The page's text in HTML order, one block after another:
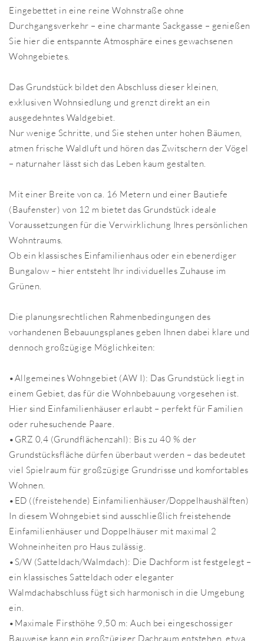
Eingebettet in eine reine Wohnstraße ohne
Durchgangsverkehr – eine charmante Sackgasse – genießen
Sie hier die entspannte Atmosphäre eines gewachsenen
Wohngebietes.
Das Grundstück bildet den Abschluss dieser kleinen,
exklusiven Wohnsiedlung und grenzt direkt an ein
ausgedehntes Waldgebiet.
Nur wenige Schritte, und Sie stehen unter hohen Bäumen,
atmen frische Waldluft und hören das Zwitschern der Vögel
– naturnaher lässt sich das Leben kaum gestalten.
Mit einer Breite von ca. 16 Metern und einer Bautiefe
(Baufenster) von 12 m bietet das Grundstück ideale
Voraussetzungen für die Verwirklichung Ihres persönlichen
Wohntraums.
Ob ein klassisches Einfamilienhaus oder ein ebenerdiger
Bungalow – hier entsteht Ihr individuelles Zuhause im
Grünen.
Die planungsrechtlichen Rahmenbedingungen des
vorhandenen Bebauungsplanes geben Ihnen dabei klare und
dennoch großzügige Möglichkeiten:
•Allgemeines Wohngebiet (AW I): Das Grundstück liegt in
einem Gebiet, das für die Wohnbebauung vorgesehen ist.
Hier sind Einfamilienhäuser erlaubt – perfekt für Familien
oder ruhesuchende Paare.
•GRZ 0,4 (Grundflächenzahl): Bis zu 40 % der
Grundstücksfläche dürfen überbaut werden – das bedeutet
viel Spielraum für großzügige Grundrisse und komfortables
Wohnen.
•ED ((freistehende) Einfamilienhäuser/Doppelhaushälften)
In diesem Wohngebiet sind ausschließlich freistehende
Einfamilienhäuser und Doppelhäuser mit maximal 2
Wohneinheiten pro Haus zulässig.
•S/W (Satteldach/Walmdach): Die Dachform ist festgelegt –
ein klassisches Satteldach oder eleganter
Walmdachabschluss fügt sich harmonisch in die Umgebung
ein.
•Maximale Firsthöhe 9,50 m: Auch bei eingeschossiger
Bauweise kann ein großzügiger Dachraum entstehen, etwa